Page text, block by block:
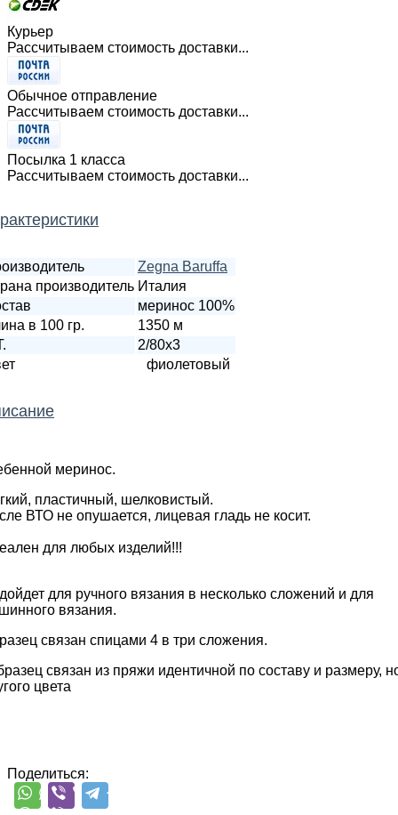
Курьер
Рассчитываем стоимость доставки...
Обычное отправление
Рассчитываем стоимость доставки...
Посылка 1 класса
Рассчитываем стоимость доставки...
Zegna Baruffa
производитель Италия
меринос 100%
в 100 гр.
1350 м
2/80х3
фиолетовый
меринос.
пластичный, шелковистый.
ВТО не опушается, лицевая гладь не косит.
для любых изделий!!!
для ручного вязания в несколько сложений и для
вязания.
связан спицами 4 в три сложения.
связан из пряжи идентичной по составу и размеру,
цвета
Поделиться: